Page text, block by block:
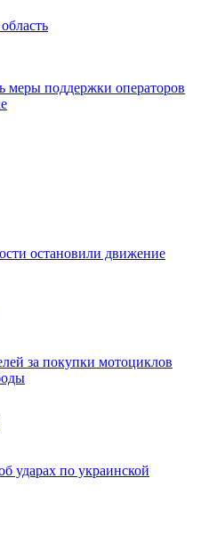
поддержки операторов
остановили движение
за покупки мотоциклов
ударах по украинской